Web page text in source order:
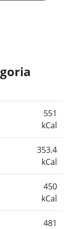
551
kCal
353.4
kCal
450
kCal
481